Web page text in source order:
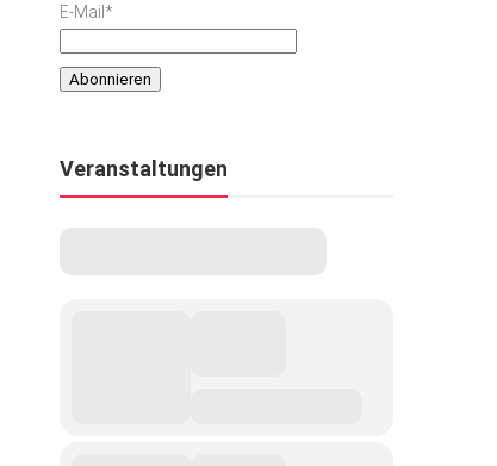
E-Mail*
Veranstaltungen